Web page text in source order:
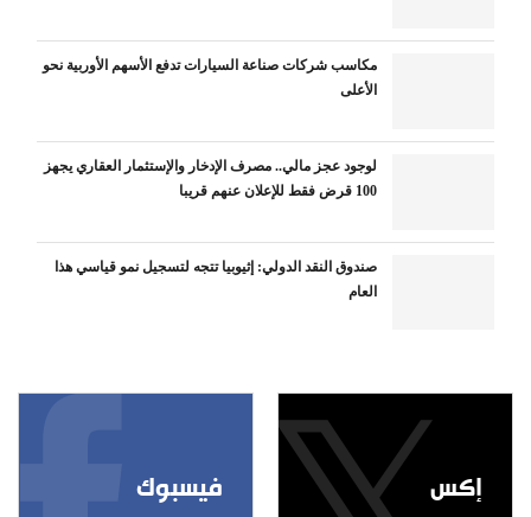
مكاسب شركات صناعة السيارات تدفع الأسهم الأوربية نحو
الأعلى
لوجود عجز مالي.. مصرف الإدخار والإستثمار العقاري يجهز
100 قرض فقط للإعلان عنهم قريبا
صندوق النقد الدولي: إثيوبيا تتجه لتسجيل نمو قياسي هذا
العام
فيسبوك إكس